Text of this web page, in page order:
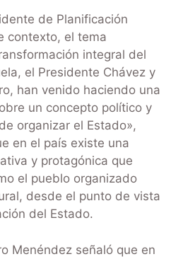
de Planificación
contexto, el tema
integral del
el Presidente Chávez y
han venido haciendo una
un concepto político y
organizar el Estado»,
en el país existe una
y protagónica que
el pueblo organizado
desde el punto de vista
del Estado.
Menéndez señaló que en